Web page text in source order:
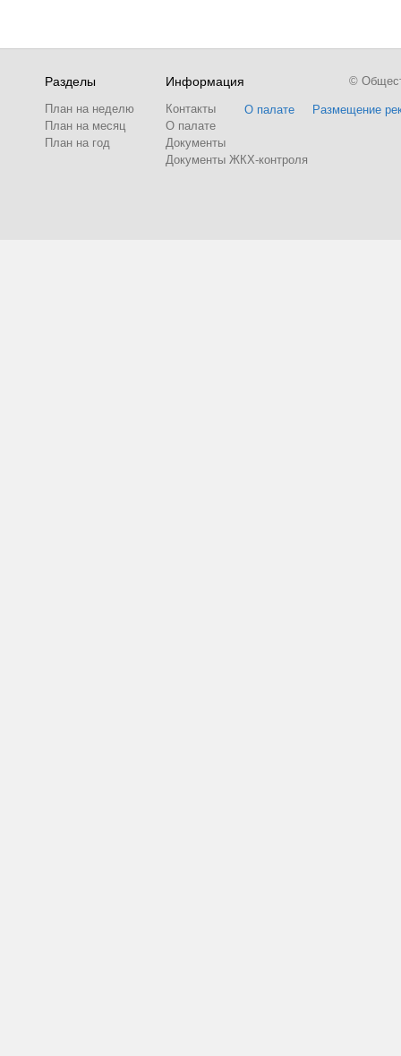
Разделы
План на неделю
План на месяц
План на год
Информация
Контакты
О палате
Документы
Документы ЖКХ-контроля
О палате Размещение
©